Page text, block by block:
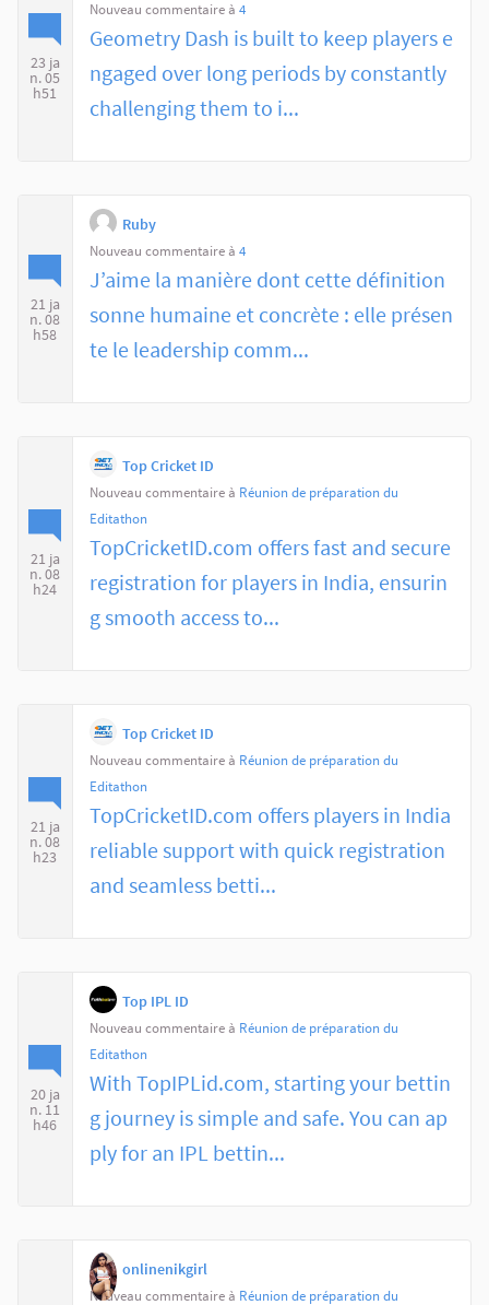
23 ja
n. 05
h51
Nouveau commentaire à 4
Geometry Dash is built to keep players e
ngaged over long periods by constantly
challenging them to i...
21 ja
n. 08
h58
Ruby
Nouveau commentaire à 4
J’aime la manière dont cette définition
sonne humaine et concrète : elle présen
te le leadership comm...
21 ja
n. 08
h24
Top Cricket ID
Nouveau commentaire à Réunion de préparation du
Editathon
TopCricketID.com offers fast and secure
registration for players in India, ensurin
g smooth access to...
21 ja
n. 08
h23
Top Cricket ID
Nouveau commentaire à Réunion de préparation du
Editathon
TopCricketID.com offers players in India
reliable support with quick registration
and seamless betti...
20 ja
n. 11
h46
Top IPL ID
Nouveau commentaire à Réunion de préparation du
Editathon
With TopIPLid.com, starting your bettin
g journey is simple and safe. You can ap
ply for an IPL bettin...
onlinenikgirl
Nouveau commentaire à Réunion de préparation du